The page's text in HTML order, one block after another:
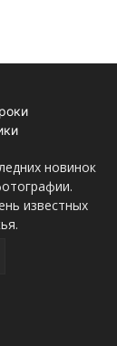
новинок
известных